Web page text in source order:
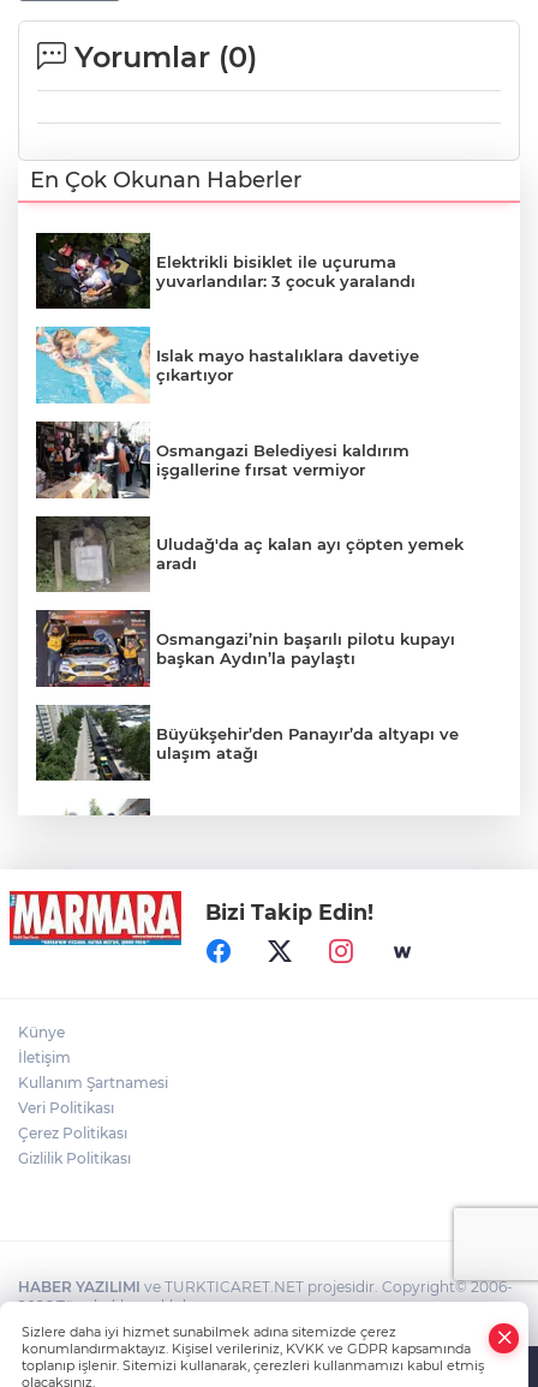
Yorumlar (0)
En Çok Okunan Haberler
Elektrikli bisiklet ile uçuruma
yuvarlandılar: 3 çocuk yaralandı
Islak mayo hastalıklara davetiye
çıkartıyor
Osmangazi Belediyesi kaldırım
işgallerine fırsat vermiyor
Uludağ'da aç kalan ayı çöpten yemek
aradı
Osmangazi’nin başarılı pilotu kupayı
başkan Aydın’la paylaştı
Büyükşehir’den Panayır’da altyapı ve
ulaşım atağı
Kepçe Alevlere Teslim Oldu
Bizi Takip Edin!
Künye
İletişim
Kullanım Şartnamesi
Veri Politikası
Çerez Politikası
Gizlilik Politikası
HABER YAZILIMI ve TURKTICARET.NET projesidir. Copyright© 2006-
2026 Tüm hakları saklıdır.
Sizlere daha iyi hizmet sunabilmek adına sitemizde çerez
konumlandırmaktayız. Kişisel verileriniz, KVKK ve GDPR kapsamında
toplanıp işlenir. Sitemizi kullanarak, çerezleri kullanmamızı kabul etmiş
olacaksınız.